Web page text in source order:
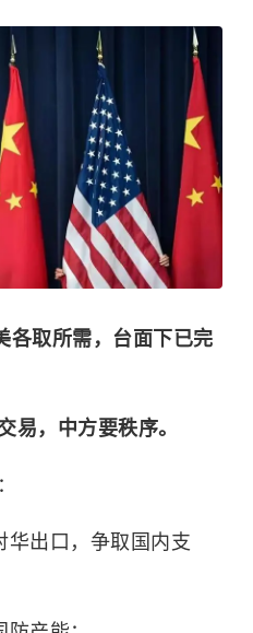
各取所需，台面下已完
易，中方要秩序。
华出口，争取国内支